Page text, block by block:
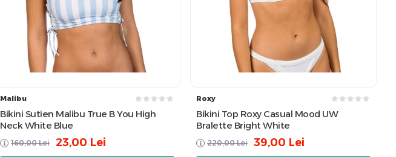
Malibu
Bikini Sutien Malibu True B You High
Neck White Blue
160,00 Lei 23,00 Lei
Roxy
Bikini Top Roxy Casual Mood UW
Bralette Bright White
220,00 Lei 39,00 Lei